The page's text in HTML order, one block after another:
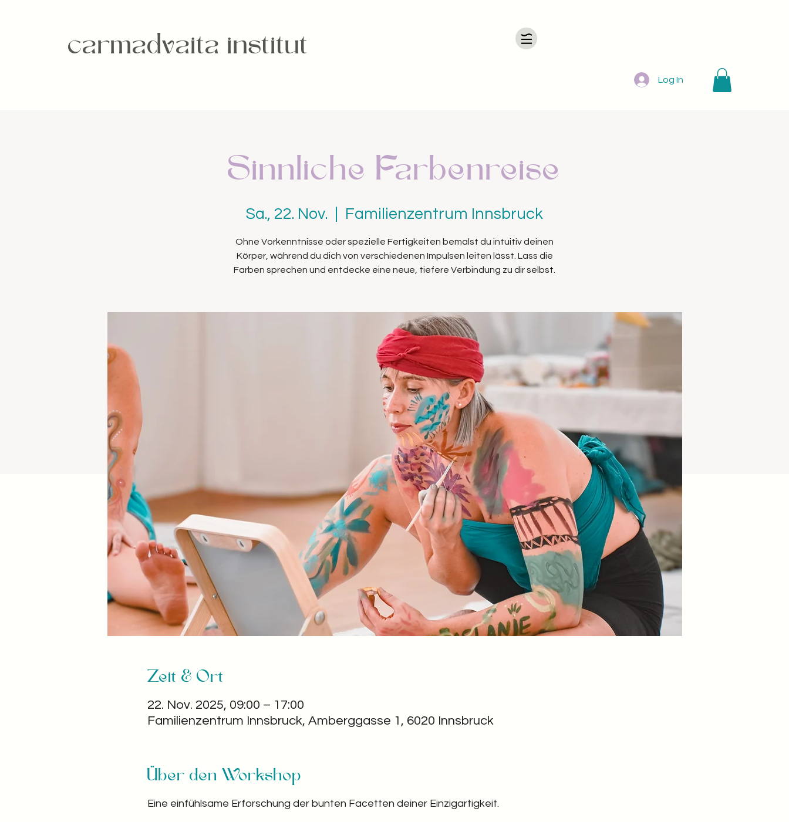
carmadvaita institut
Log In
Sinnliche Farbenreise
Sa., 22. Nov. Familienzentrum Innsbruck
Ohne Vorkenntnisse oder spezielle Fertigkeiten bemalst du intuitiv deinen
Körper, während du dich von verschiedenen Impulsen leiten lässt. Lass die
Farben sprechen und entdecke eine neue, tiefere Verbindung zu dir selbst.
Zeit & Ort
22. Nov. 2025, 09:00 – 17:00
Familienzentrum Innsbruck, Amberggasse 1, 6020 Innsbruck
Über den Workshop
Eine einfühlsame Erforschung der bunten Facetten deiner Einzigartigkeit.